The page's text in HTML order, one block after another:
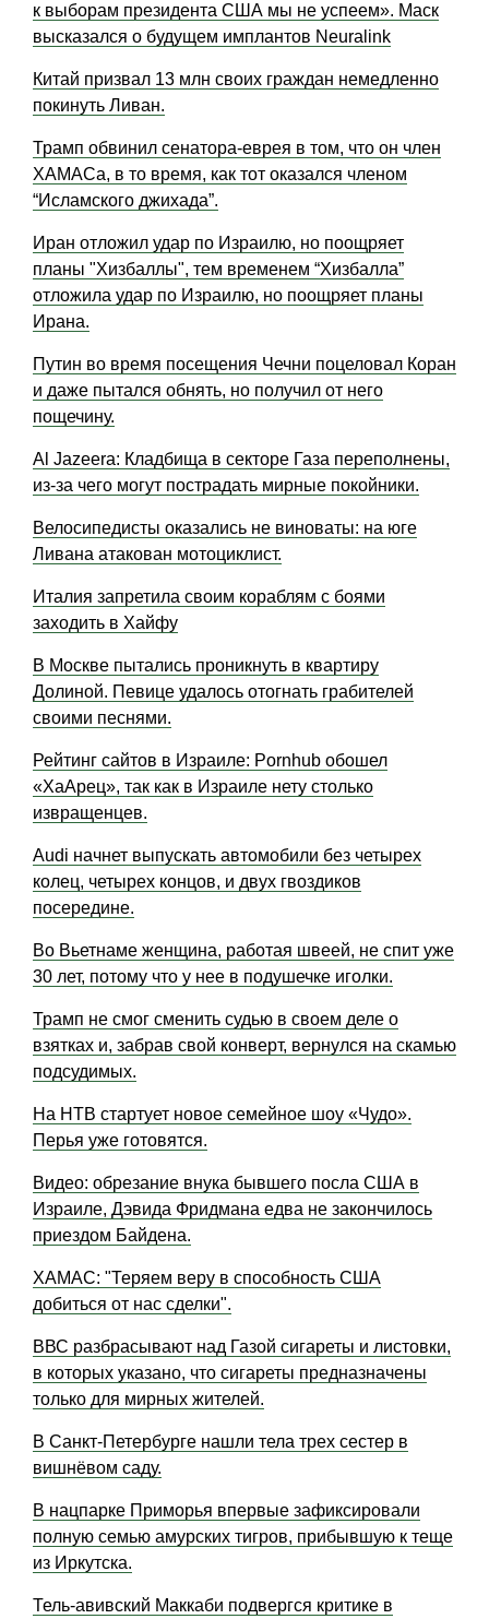
к выборам президента США мы не успеем». Маск
высказался о будущем имплантов Neuralink
Китай призвал 13 млн своих граждан немедленно
покинуть Ливан.
Трамп обвинил сенатора-еврея в том, что он член
ХАМАСа, в то время, как тот оказался членом
“Исламского джихада”.
Иран отложил удар по Израилю, но поощряет
планы "Хизбаллы", тем временем “Хизбалла”
отложила удар по Израилю, но поощряет планы
Ирана.
Путин во время посещения Чечни поцеловал Коран
и даже пытался обнять, но получил от него
пощечину.
Al Jazeera: Кладбища в секторе Газа переполнены,
из-за чего могут пострадать мирные покойники.
Велосипедисты оказались не виноваты: на юге
Ливана атакован мотоциклист.
Италия запретила своим кораблям с боями
заходить в Хайфу
В Москве пытались проникнуть в квартиру
Долиной. Певице удалось отогнать грабителей
своими песнями.
Рейтинг сайтов в Израиле: Pornhub обошел
«ХаАрец», так как в Израиле нету столько
извращенцев.
Audi начнет выпускать автомобили без четырех
колец, четырех концов, и двух гвоздиков
посередине.
Во Вьетнаме женщина, работая швеей, не спит уже
30 лет, потому что у нее в подушечке иголки.
Трамп не смог сменить судью в своем деле о
взятках и, забрав свой конверт, вернулся на скамью
подсудимых.
На НТВ стартует новое семейное шоу «Чудо».
Перья уже готовятся.
Видео: обрезание внука бывшего посла США в
Израиле, Дэвида Фридмана едва не закончилось
приездом Байдена.
ХАМАС: "Теряем веру в способность США
добиться от нас сделки".
ВВС разбрасывают над Газой сигареты и листовки,
в которых указано, что сигареты предназначены
только для мирных жителей.
В Санкт-Петербурге нашли тела трех сестер в
вишнёвом саду.
В нацпарке Приморья впервые зафиксировали
полную семью амурских тигров, прибывшую к теще
из Иркутска.
Тель-авивский Маккаби подвергся критике в